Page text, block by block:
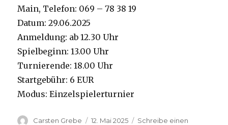
Main, Telefon: 069 – 78 38 19
Datum: 29.06.2025
Anmeldung: ab 12.30 Uhr
Spielbeginn: 13.00 Uhr
Turnierende: 18.00 Uhr
Startgebühr: 6 EUR
Modus: Einzelspielerturnier
Autor
Carsten Grebe
Veröffentlicht
12. Mai 2025
Schreibe einen